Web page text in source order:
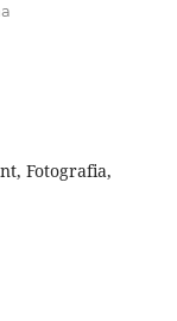
Fotografia,